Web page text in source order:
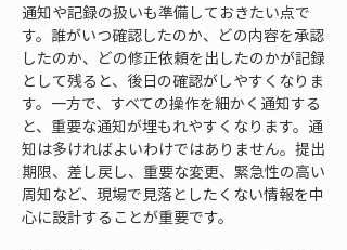
通知や記録の扱いも準備しておきたい点で
す。誰がいつ確認したのか、どの内容を承認
したのか、どの修正依頼を出したのかが記録
として残ると、後日の確認がしやすくなりま
す。一方で、すべての操作を細かく通知する
と、重要な通知が埋もれやすくなります。通
知は多ければよいわけではありません。提出
期限、差し戻し、重要な変更、緊急性の高い
周知など、現場で見落としたくない情報を中
心に設計することが重要です。